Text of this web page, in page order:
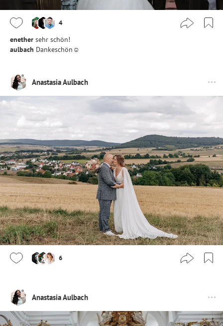
4
enether sehr schön!
aulbach Dankeschön☺️
Anastasia Aulbach
6
Anastasia Aulbach